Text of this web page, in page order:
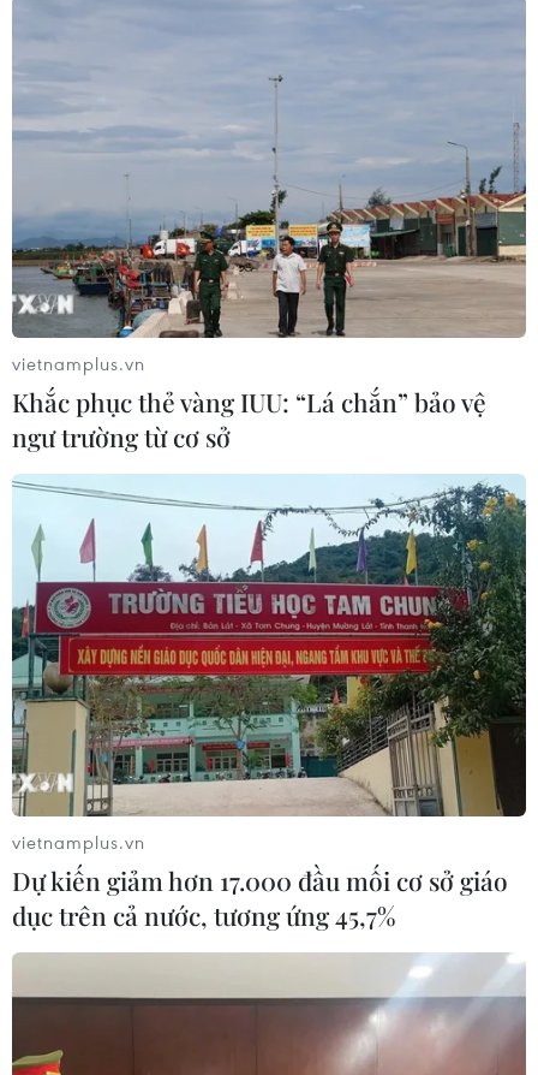
Mỹ chuẩn bị áp thuế 15% nguyên liệu
then chốt sản xuất pin mặt trời
06/08/2026 02:12
Giá vàng trong nước tiếp tục tăng,
SJC lên ngưỡng 143,3 triệu đồng mỗi
lượng
06/08/2026 02:12
Triều Tiên mở đường bay Bình
Nhưỡng-Wonsan Kalma thúc đẩy du
lịch
06/08/2026 02:05
Giá vàng ngày 6/8: Bảng giá tại các
công ty vàng bạc đá quý
06/08/2026 01:54
Giá dầu thô biến động nhẹ khi triển
vọng đàm phán Trung Đông vẫn khó
đoán
06/08/2026 00:26
vietnamplus.vn
Khắc phục thẻ vàng IUU: “Lá chắn” bảo vệ
ngư trường từ cơ sở
vietnamplus.vn
Dự kiến giảm hơn 17.000 đầu mối cơ sở giáo
dục trên cả nước, tương ứng 45,7%